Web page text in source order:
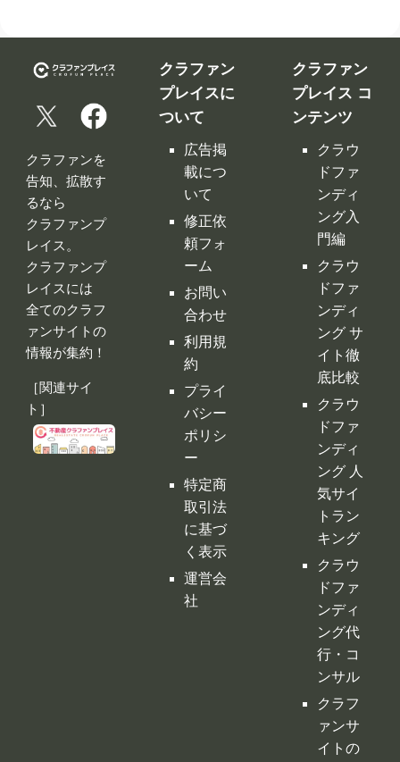
クラファンを
告知、拡散す
るなら
クラファンプ
レイス。
クラファンプ
レイスには
全てのクラフ
ァンサイトの
情報が集約！
［関連サイ
ト］
クラファン
プレイスに
ついて
広告掲
載につ
いて
修正依
頼フォ
ーム
お問い
合わせ
利用規
約
プライ
バシー
ポリシ
ー
特定商
取引法
に基づ
く表示
運営会
社
クラファン
プレイス コ
ンテンツ
クラウ
ドファ
ンディ
ング入
門編
クラウ
ドファ
ンディ
ング サ
イト徹
底比較
クラウ
ドファ
ンディ
ング 人
気サイ
トラン
キング
クラウ
ドファ
ンディ
ング代
行・コ
ンサル
クラフ
ァンサ
イトの